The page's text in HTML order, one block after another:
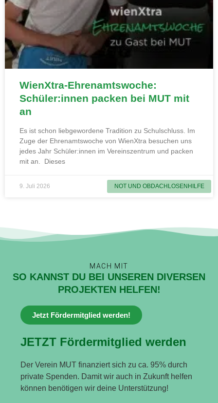
NOT UND OBDACHLOSENHILFE
WienXtra-Ehrenamtswoche:
Schüler:innen packen bei MUT mit
an
Es ist schon liebgewordene Tradition zu Schulschluss. Im
Zuge der Ehrenamtswoche von WienXtra besuchen uns
jedes Jahr Schüler:innen im Vereinszentrum und packen
mit an. Dieses
9. Juli 2026
MACH MIT
SO KANNST DU BEI UNSEREN DIVERSEN
PROJEKTEN HELFEN!
Jetzt Fördermitglied werden!
JETZT Fördermitglied werden
Der Verein MUT finanziert sich zu ca. 95% durch
private Spenden. Damit wir auch in Zukunft helfen
können benötigen wir deine Unterstützung!